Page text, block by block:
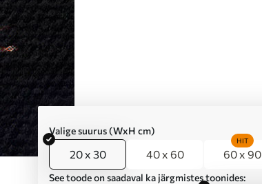
Valige suurus (WxH cm)
20 x 30 40 x 60 60 x 90
HIT
See toode on saadaval ka järgmistes toonides: